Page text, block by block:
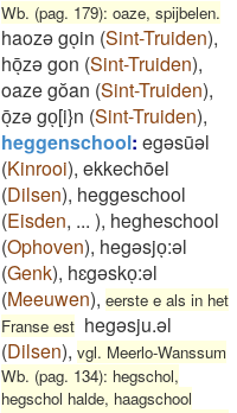
Wb. (pag. 179): oaze, spijbelen.
haozə goͅin (Sint-Truiden),
hōͅzə gon (Sint-Truiden),
oaze gŏan (Sint-Truiden),
ōͅzə goͅ[i}n (Sint-Truiden),
heggenschool: egəsūəl
(Kinrooi), ekkechōel
(Dilsen), heggeschool
(Eisden, ... ), hegheschool
(Ophoven), hegəsjoͅ:əl
(Genk), hɛgəskoͅ:əl
(Meeuwen), eerste e als in het
Franse est hegəsju.əl
(Dilsen), vgl. Meerlo-Wanssum
Wb. (pag. 134): hegschol,
hegschol halde, haagschool